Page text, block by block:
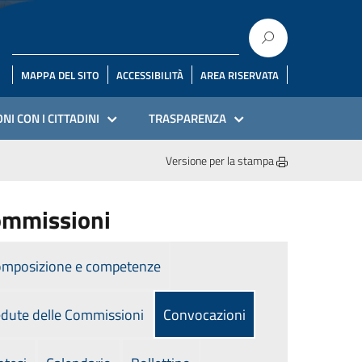
MAPPA DEL SITO ACCESSIBILITÀ AREA RISERVATA
CON I CITTADINI TRASPARENZA
Versione per la stampa
e competenze
delle Commissioni Convocazioni